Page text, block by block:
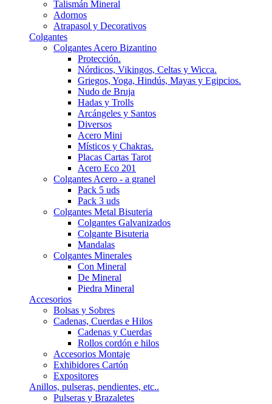
Talismán Mineral
Adornos
Atrapasol y Decorativos
Colgantes
Colgantes Acero Bizantino
Protección.
Nórdicos, Vikingos, Celtas y Wicca.
Griegos, Yoga, Hindús, Mayas y Egipcios.
Nudo de Bruja
Hadas y Trolls
Arcángeles y Santos
Diversos
Acero Mini
Místicos y Chakras.
Placas Cartas Tarot
Acero Eco 201
Colgantes Acero - a granel
Pack 5 uds
Pack 3 uds
Colgantes Metal Bisuteria
Colgantes Galvanizados
Colgante Bisuteria
Mandalas
Colgantes Minerales
Con Mineral
De Mineral
Piedra Mineral
Accesorios
Bolsas y Sobres
Cadenas, Cuerdas e Hilos
Cadenas y Cuerdas
Rollos cordón e hilos
Accesorios Montaje
Exhibidores Cartón
Expositores
Anillos, pulseras, pendientes, etc..
Pulseras y Brazaletes